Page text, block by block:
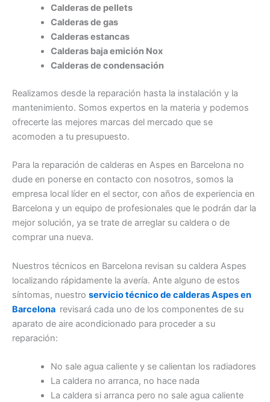
Calderas de pellets
Calderas de gas
Calderas estancas
Calderas baja emición Nox
Calderas de condensación
Realizamos desde la reparación hasta la instalación y la
mantenimiento. Somos expertos en la materia y podemos
ofrecerte las mejores marcas del mercado que se
acomoden a tu presupuesto.
Para la reparación de calderas en Aspes en Barcelona no
dude en ponerse en contacto con nosotros, somos la
empresa local líder en el sector, con años de experiencia en
Barcelona y un equipo de profesionales que le podrán dar la
mejor solución, ya se trate de arreglar su caldera o de
comprar una nueva.
Nuestros técnicos en Barcelona revisan su caldera Aspes
localizando rápidamente la avería. Ante alguno de estos
síntomas, nuestro servicio técnico de calderas Aspes en
Barcelona revisará cada uno de los componentes de su
aparato de aire acondicionado para proceder a su
reparación:
No sale agua caliente y se calientan los radiadores
La caldera no arranca, no hace nada
La caldera si arranca pero no sale agua caliente